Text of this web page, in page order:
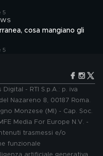
5
cosa mangiano gli
5
- RTI S.p.A.: p. iva
Nazareno 8, 00187 Roma.
Monzese (MI) - Cap. Soc.
Media For Europe N.V. -
trasmessi e/o
funzionale